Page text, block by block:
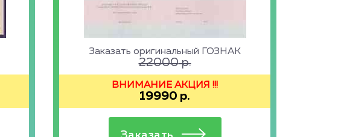
Заказать оригинальный ГОЗНАК
22000р.
ВНИМАНИЕ АКЦИЯ !!!
19990 р.